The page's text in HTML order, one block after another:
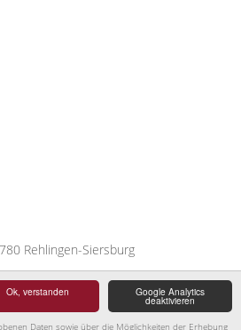
Google Analytics
deaktivieren
Ok, verstanden
Daten sowie über die Möglichkeiten der Erhebung
Rehlingen-Siersburg
- 9 31 44